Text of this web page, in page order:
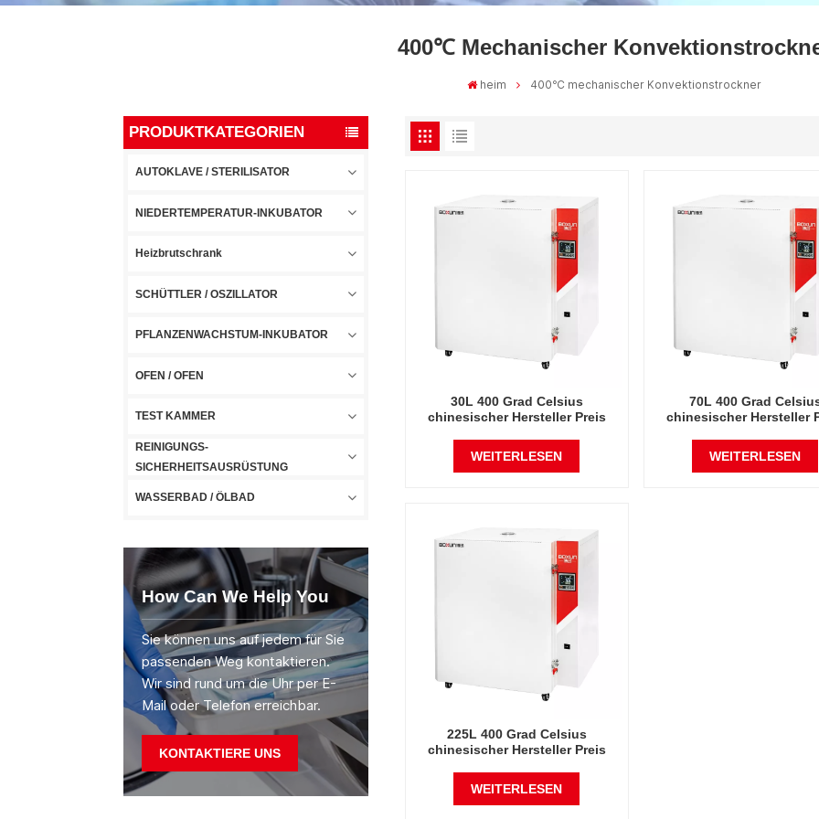
400℃ Mechanischer
heim 400℃ mechanischer Konvektionstrockner
PRODUKTKATEGORIEN
AUTOKLAVE / STERILISATOR
NIEDERTEMPERATUR-INKUBATOR
Heizbrutschrank
SCHÜTTLER / OSZILLATOR
PFLANZENWACHSTUM-INKUBATOR
OFEN / OFEN
TEST KAMMER
REINIGUNGS-
SICHERHEITSAUSRÜSTUNG
WASSERBAD / ÖLBAD
How Can We Help You
Sie können uns auf jedem für Sie
passenden Weg kontaktieren.
Wir sind rund um die Uhr per E-
Mail oder Telefon erreichbar.
KONTAKTIERE UNS
30L 400 Grad Celsius
chinesischer Hersteller Preis
WEITERLESEN
70L 400 Grad
chinesischer Hersteller
WEITERLESEN
225L 400 Grad Celsius
chinesischer Hersteller Preis
WEITERLESEN